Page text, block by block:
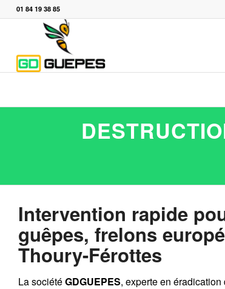
01 84 19 38 85
Intervention rapide
guêpes, frelons
Thoury-Férottes
La sociétéGDGUEPES, experte en